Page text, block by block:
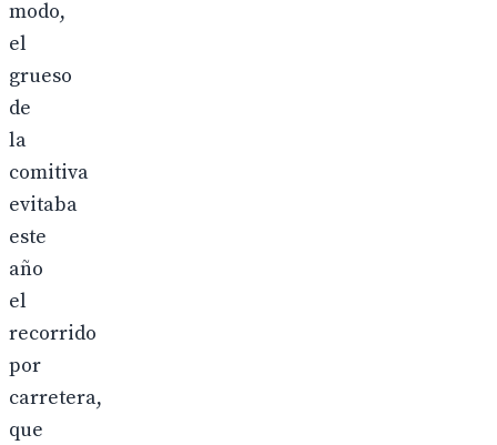
modo,
el
grueso
de
la
comitiva
evitaba
este
año
el
recorrido
por
carretera,
que